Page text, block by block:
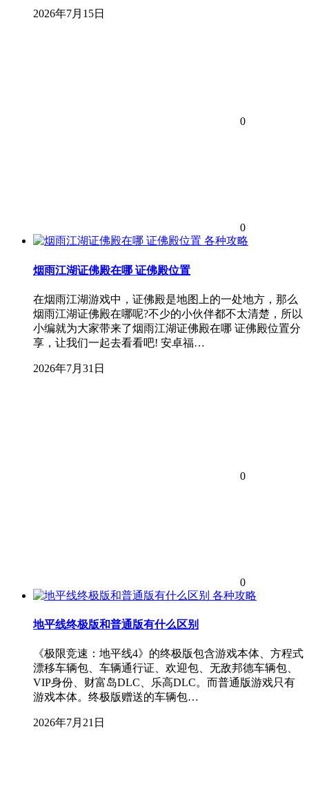
2026年7月15日
0
0
各种攻略
烟雨江湖证佛殿在哪 证佛殿位置
在烟雨江湖游戏中，证佛殿是地图上的一处地方，那么
烟雨江湖证佛殿在哪呢?不少的小伙伴都不太清楚，所以
小编就为大家带来了烟雨江湖证佛殿在哪 证佛殿位置分
享，让我们一起去看看吧! 安卓福…
2026年7月31日
0
0
各种攻略
地平线终极版和普通版有什么区别
《极限竞速：地平线4》的终极版包含游戏本体、方程式
漂移车辆包、车辆通行证、欢迎包、无敌邦德车辆包、
VIP身份、财富岛DLC、乐高DLC。而普通版游戏只有
游戏本体。终极版赠送的车辆包…
2026年7月21日